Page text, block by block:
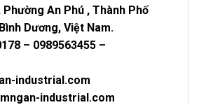
Phường An Phú , Thành Phố
Dương, Việt Nam.
– 0989563455 –
industrial.com
industrial.com